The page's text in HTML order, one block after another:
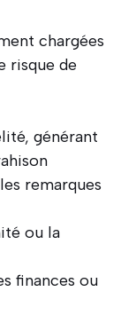
chargées
risque de
générant
remarques
ou la
finances ou